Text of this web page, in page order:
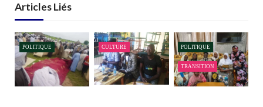
Articles Liés
POLITIQUE CULTURE POLITIQUE
TRANSITION